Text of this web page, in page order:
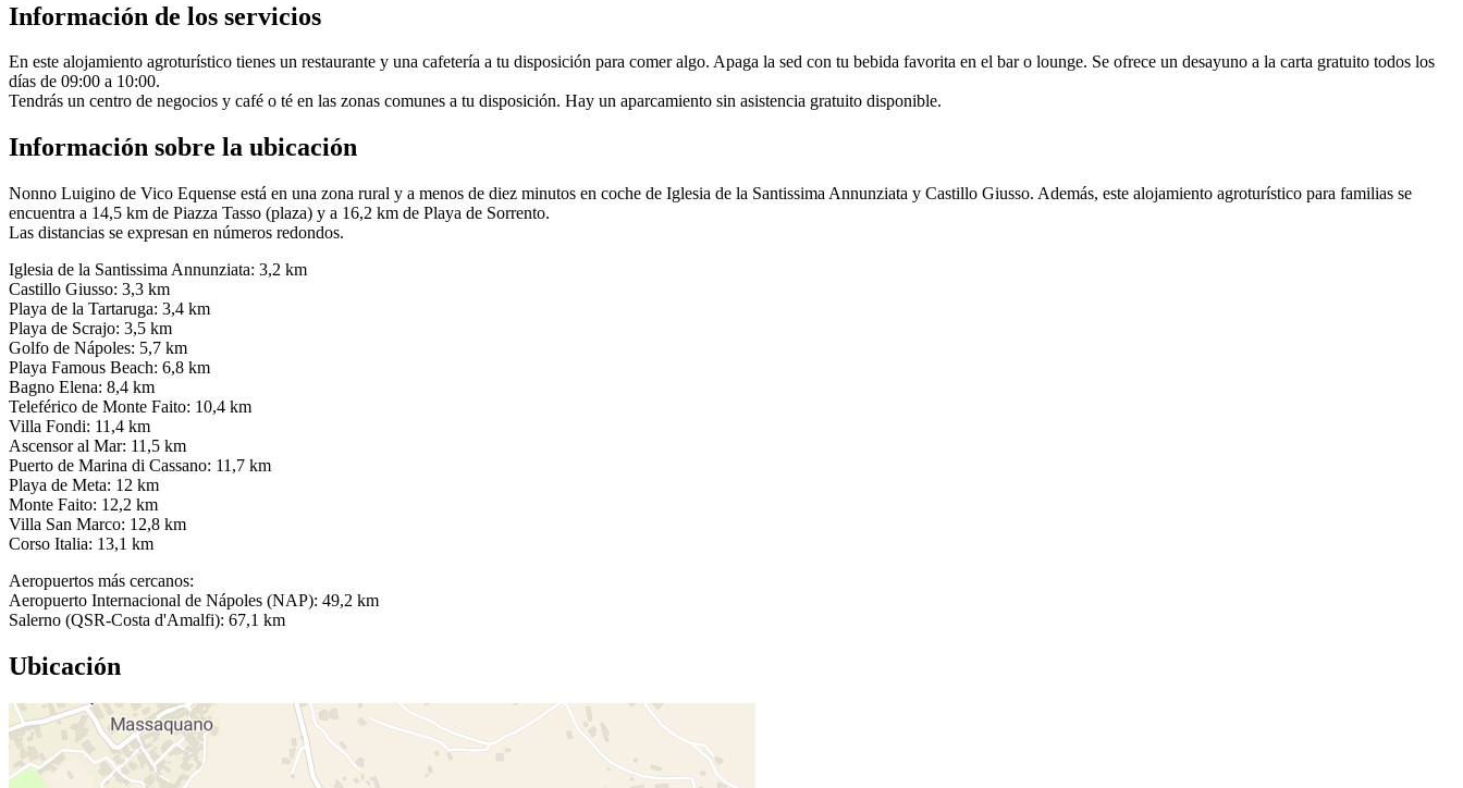
Información de los servicios
En este alojamiento agroturístico tienes un restaurante y una cafetería a tu disposición para comer algo. Apaga la sed con tu bebida favorita en el bar o lounge. Se ofrece un desayuno a la carta gratuito todos los
días de 09:00 a 10:00.
Tendrás un centro de negocios y café o té en las zonas comunes a tu disposición. Hay un aparcamiento sin asistencia gratuito disponible.
Información sobre la ubicación
Nonno Luigino de Vico Equense está en una zona rural y a menos de diez minutos en coche de Iglesia de la Santissima Annunziata y Castillo Giusso. Además, este alojamiento agroturístico para familias se
encuentra a 14,5 km de Piazza Tasso (plaza) y a 16,2 km de Playa de Sorrento.
Las distancias se expresan en números redondos.
Iglesia de la Santissima Annunziata: 3,2 km
Castillo Giusso: 3,3 km
Playa de la Tartaruga: 3,4 km
Playa de Scrajo: 3,5 km
Golfo de Nápoles: 5,7 km
Playa Famous Beach: 6,8 km
Bagno Elena: 8,4 km
Teleférico de Monte Faito: 10,4 km
Villa Fondi: 11,4 km
Ascensor al Mar: 11,5 km
Puerto de Marina di Cassano: 11,7 km
Playa de Meta: 12 km
Monte Faito: 12,2 km
Villa San Marco: 12,8 km
Corso Italia: 13,1 km
Aeropuertos más cercanos:
Aeropuerto Internacional de Nápoles (NAP): 49,2 km
Salerno (QSR-Costa d'Amalfi): 67,1 km
Ubicación